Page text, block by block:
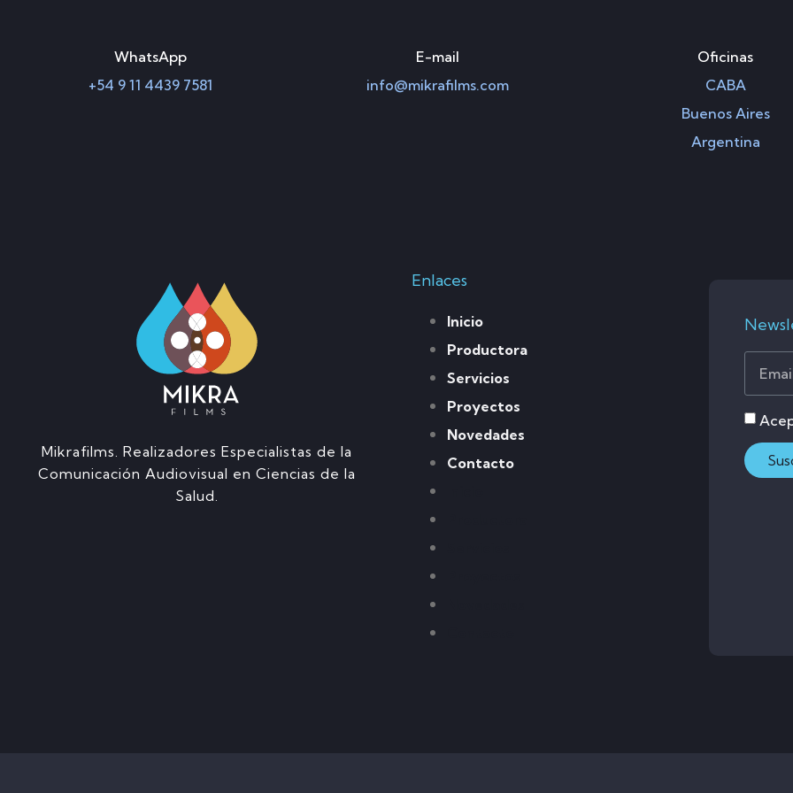
WhatsApp
+54 9 11 4439 7581
E-mail
info@mikrafilms.com
Oficinas
CABA
Buenos Aires
Argentina
Mikrafilms. Realizadores Especialistas de la
Comunicación Audiovisual en Ciencias de la
Salud.
Enlaces
Inicio
Productora
Servicios
Proyectos
Novedades
Contacto